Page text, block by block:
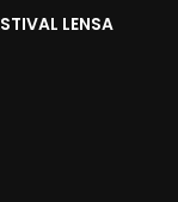
LENSA